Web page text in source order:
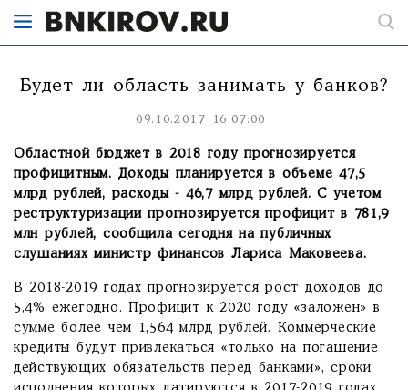
Будет ли область занимать у банков?
09.10.2017 16:07:00
Областной бюджет в 2018 году прогнозируется
профицитным. Доходы планируется в объеме 47,5
млрд рублей, расходы - 46,7 млрд рублей. С учетом
реструктуризациипрогнозируетсяпрофицитв 781,9
млн рублей, сообщила сегодня на публичных
слушаниях министр финансов Лариса Маковеева.
В 2018-2019 годах прогнозируется рост доходов до
5,4% ежегодно. Профицит к 2020 году «заложен» в
сумме более чем 1,564 млрд рублей. Коммерческие
кредиты будут привлекаться «только на погашение
действующих обязательств перед банками», сроки